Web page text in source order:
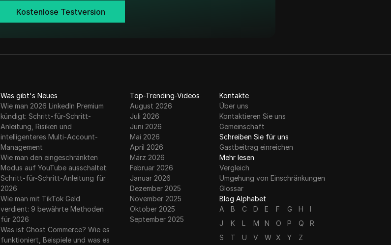
Kostenlose Testversion
Was gibt's Neues
Wie man 2026 LinkedIn Premium
kündigt: Schritt-für-Schritt-
Anleitung, Risiken und
intelligenteres Multi-Account-
Management
Wie man den eingeschränkten
Modus auf YouTube ausschaltet:
Schritt-für-Schritt-Anleitung für
2026
Wie man mit TikTok Geld
verdient: 9 bewährte Methoden
für 2026
Was ist Ghost Commerce? Wie es
funktioniert, Beispiele und was es
Top-Trending-Videos
August 2026
Juli 2026
Juni 2026
Mai 2026
April 2026
März 2026
Februar 2026
Januar 2026
Dezember 2025
November 2025
Oktober 2025
September 2025
Kontakte
Über uns
Kontaktieren Sie uns
Gemeinschaft
Schreiben Sie für uns
Gastbeitrag einreichen
Mehr lesen
Vergleich
Umgehung von Einschränkungen
Glossar
Blog Alphabet
A
B C D E F G H
I
J
K L M N O P Q
R
S
T U V W X Y
Z